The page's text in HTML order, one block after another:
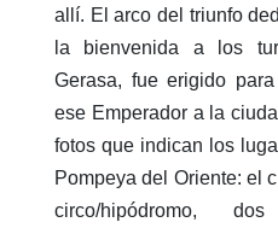
allí. El arco del triunfo
la bienvenida a los
Gerasa, fue erigido
ese Emperador a la
fotos que indican los
Pompeya del Oriente: el
circo/hipódromo,